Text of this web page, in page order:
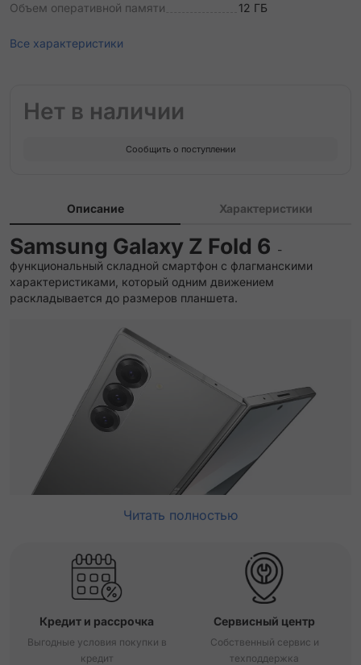
Объем оперативной памяти
12 ГБ
Все характеристики
Нет в наличии
Сообщить о поступлении
Описание Характеристики
Samsung Galaxy Z Fold 6 -
функциональный складной смартфон с флагманскими
характеристиками, который одним движением
раскладывается до размеров планшета.
Читать полностью
Кредит и рассрочка
Выгодные условия покупки в
кредит
Сервисный центр
Собственный сервис и
техподдержка